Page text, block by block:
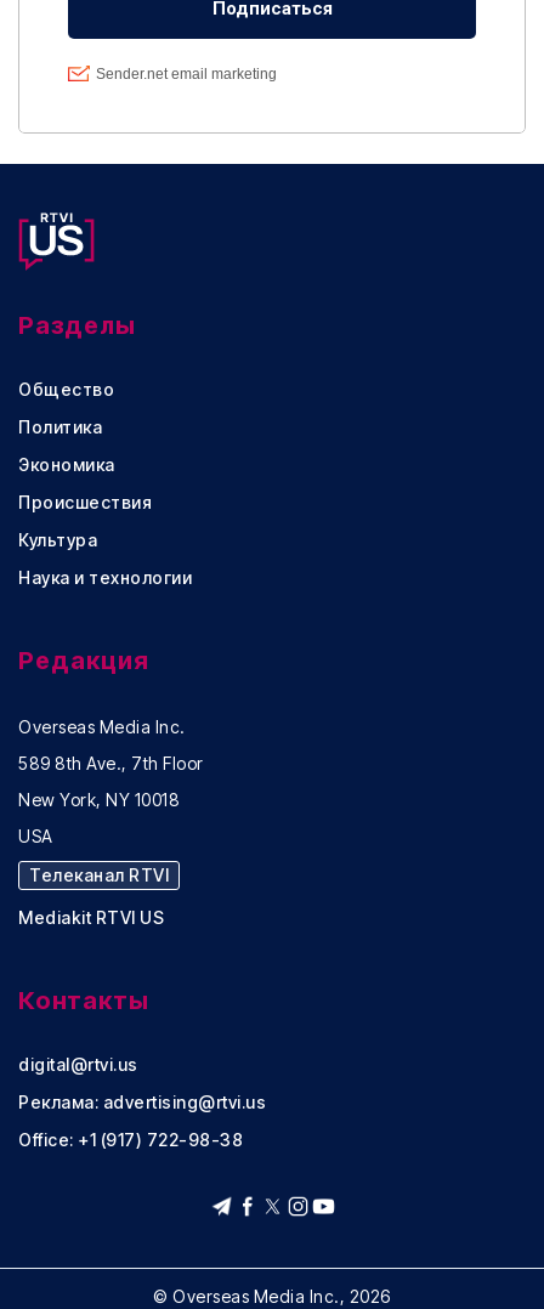
Разделы
Общество
Политика
Экономика
Происшествия
Культура
Наука и технологии
Редакция
Overseas Media Inc.
589 8th Ave., 7th Floor
New York, NY 10018
USA
Телеканал RTVI
Mediakit RTVI US
Контакты
digital@rtvi.us
Реклама: advertising@rtvi.us
Office: +1 (917) 722-98-38
© Overseas Media Inc., 2026